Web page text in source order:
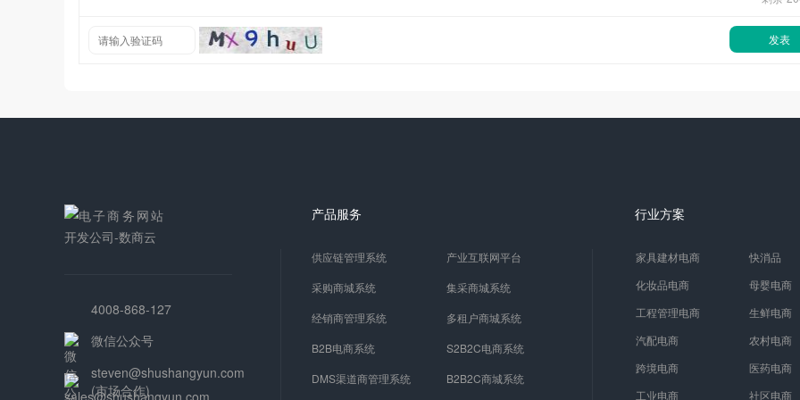
发表
4008-868-127
微信公众号
steven@shushangyun.com
(市场合作)
产品服务
供应链管理系统
产业互联网平台
采购商城系统
集采商城系统
经销商管理系统
多租户商城系统
B2B电商系统
S2B2C电商系统
DMS渠道商管理系统
B2B2C商城系统
行业方案
家具建材电商
快消品
化妆品电商
母婴电商
工程管理电商
生鲜电商
汽配电商
农村电商
跨境电商
医药电商
工业电商
社区电商